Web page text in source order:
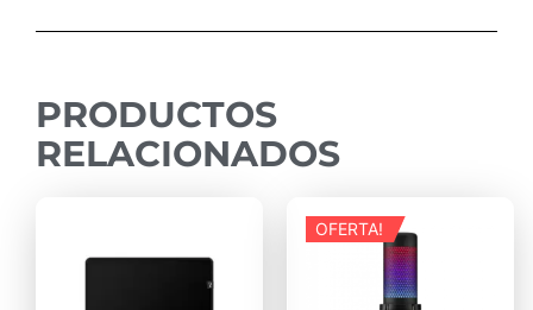
PRODUCTOS
RELACIONADOS
OFERTA!